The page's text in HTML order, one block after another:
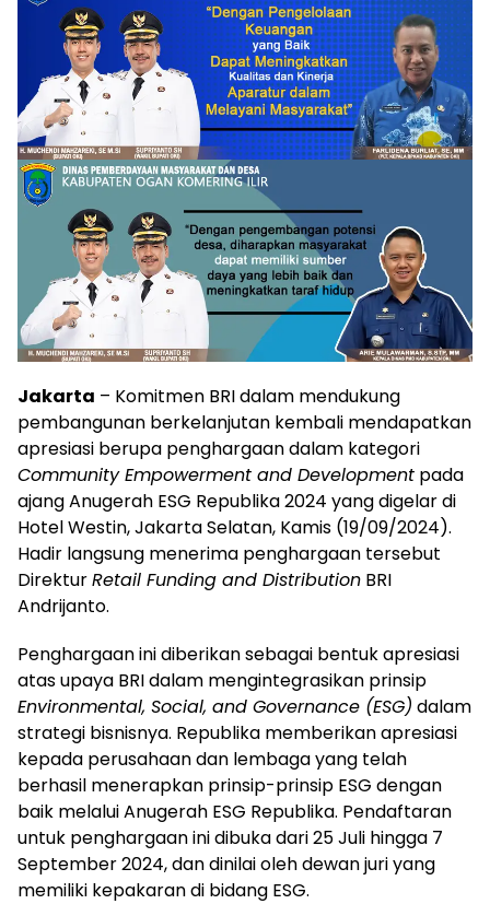
Jakarta – Komitmen BRI dalam mendukung
pembangunan berkelanjutan kembali mendapatkan
apresiasi berupa penghargaan dalam kategori
Community Empowerment and Development pada
ajang Anugerah ESG Republika 2024 yang digelar di
Hotel Westin, Jakarta Selatan, Kamis (19/09/2024).
Hadir langsung menerima penghargaan tersebut
DirekturRetail Funding and Distribution BRI
Andrijanto.
Penghargaan ini diberikan sebagai bentuk apresiasi
atas upaya BRI dalam mengintegrasikan prinsip
Environmental, Social, and Governance (ESG) dalam
strategi bisnisnya. Republika memberikan apresiasi
kepada perusahaan dan lembaga yang telah
berhasil menerapkan prinsip-prinsip ESG dengan
baik melalui Anugerah ESG Republika. Pendaftaran
untuk penghargaan ini dibuka dari 25 Juli hingga 7
September 2024, dan dinilai oleh dewan juri yang
memiliki kepakaran di bidang ESG.